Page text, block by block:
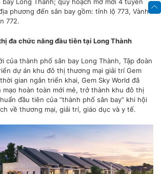
phương đến sân bay gồm: tỉnh lộ 773, Vành
772.
đa chức năng đầu tiên tại Long Thành
của thành phố sân bay Long Thành, Tập đoàn
dự án khu đô thị thương mại giải trí Gem
gian ngắn triển khai, Gem Sky World đã
mạo hoàn toàn mới mẻ, trở thành khu đô thị
đầu tiên của “thành phố sân bay” khi hội
về thương mại, giải trí, giáo dục và y tế.